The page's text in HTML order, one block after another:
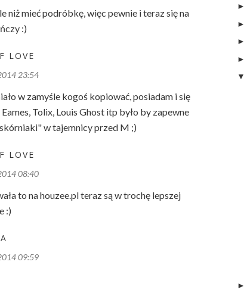
niż mieć podróbkę, więc pewnie i teraz się na
:)
LOVE
23:54
w zamyśle kogoś kopiować, posiadam i się
Tolix, Louis Ghost itp było by zapewne
w tajemnicy przed M ;)
LOVE
08:40
to na houzee.pl teraz są w trochę lepszej
:)
09:59
►
►
►
►
▼
►